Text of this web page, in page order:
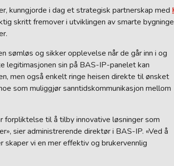
kunngjorde i dag et strategisk partnerskap med
skritt fremover i utviklingen av smarte
sømløs og sikker opplevelse når de går inn i og
legitimasjonen sin på BAS-IP-panelet kan
men også enkelt ringe heisen direkte til ønsket
som muliggjør sanntidskommunikasjon mellom
til å tilby innovative løsninger som
sier administrerende direktør i BAS-IP. «Ved å
vi en mer effektiv og brukervennlig